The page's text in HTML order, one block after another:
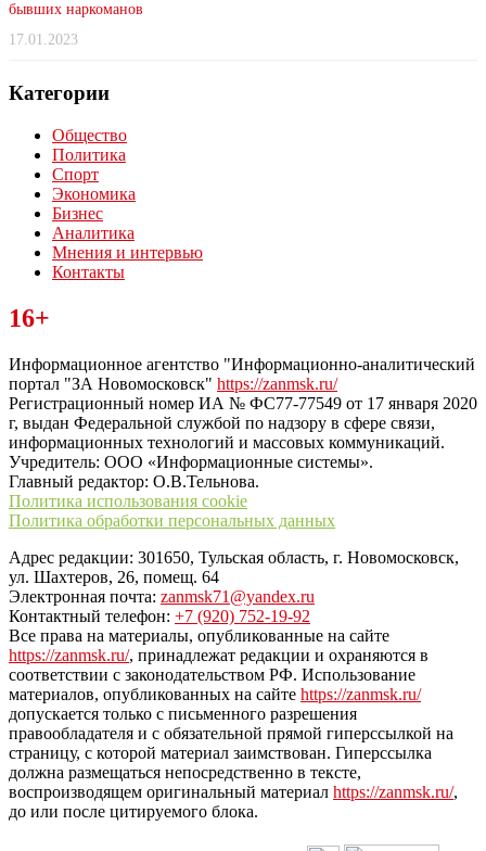
бывших наркоманов
17.01.2023
Категории
Общество
Политика
Спорт
Экономика
Бизнес
Аналитика
Мнения и интервью
Контакты
Читайте последние новости дня в Тульской области на сайте
“ЗаНовомосковск”
16+
Информационное агентство "Информационно-аналитический
портал "ЗА Новомосковск" https://zanmsk.ru/
Регистрационный номер ИА № ФС77-77549 от 17 января 2020
г, выдан Федеральной службой по надзору в сфере связи,
информационных технологий и массовых коммуникаций.
Учредитель: ООО «Информационные системы».
Главный редактор: О.В.Тельнова.
Политика использования cookie
Политика обработки персональных данных
Адрес редакции: 301650, Тульская область, г. Новомосковск,
ул. Шахтеров, 26, помещ. 64
Электронная почта: zanmsk71@yandex.ru
Контактный телефон: +7 (920) 752-19-92
Все права на материалы, опубликованные на сайте
https://zanmsk.ru/, принадлежат редакции и охраняются в
соответствии с законодательством РФ. Использование
материалов, опубликованных на сайте https://zanmsk.ru/
допускается только с письменного разрешения
правообладателя и с обязательной прямой гиперссылкой на
страницу, с которой материал заимствован. Гиперссылка
должна размещаться непосредственно в тексте,
воспроизводящем оригинальный материал https://zanmsk.ru/,
до или после цитируемого блока.